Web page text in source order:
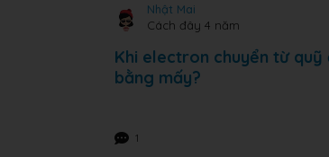
Nhật Mai
Cách đây 4 năm
Khi electron chuyển từ
bằng mấy?
1